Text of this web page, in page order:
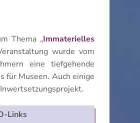
Thema „Immaterielles
wurde vom
eine tiefgehende
für Museen. Auch einige
Links